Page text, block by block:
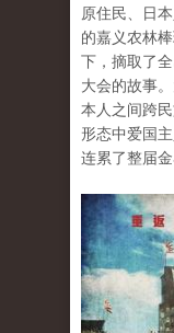
原住民、日
的嘉义农林
下，摘取了
大会的故事
本人之间跨
形态中爱国主
连累了整届